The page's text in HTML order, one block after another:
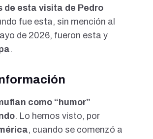
de esta visita de Pedro
fue esta, sin mención al
de 2026, fueron esta y
.
como “humor”
. Lo hemos visto, por
, cuando se comenzó a